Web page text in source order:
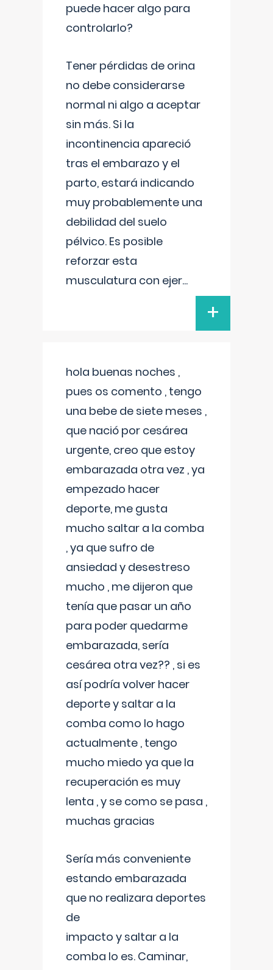
puede hacer algo para
controlarlo?
Tener pérdidas de orina
no debe considerarse
normal ni algo a aceptar
sin más. Si la
incontinencia apareció
tras el embarazo y el
parto, estará indicando
muy probablemente una
debilidad del suelo
pélvico. Es posible
reforzar esta
musculatura con ejer...
+
hola buenas noches ,
pues os comento , tengo
una bebe de siete meses ,
que nació por cesárea
urgente, creo que estoy
embarazada otra vez , ya
empezado hacer
deporte, me gusta
mucho saltar a la comba
, ya que sufro de
ansiedad y desestreso
mucho , me dijeron que
tenía que pasar un año
para poder quedarme
embarazada, sería
cesárea otra vez?? , si es
así podría volver hacer
deporte y saltar a la
comba como lo hago
actualmente , tengo
mucho miedo ya que la
recuperación es muy
lenta , y se como se pasa ,
muchas gracias
Sería más conveniente
estando embarazada
que no realizara deportes
de
impacto y saltar a la
comba lo es. Caminar,